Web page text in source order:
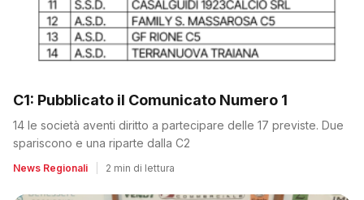
C1: Pubblicato il Comunicato Numero 1
14 le società aventi diritto a partecipare delle 17 previste. Due
spariscono e una riparte dalla C2
News Regionali 2 min di lettura